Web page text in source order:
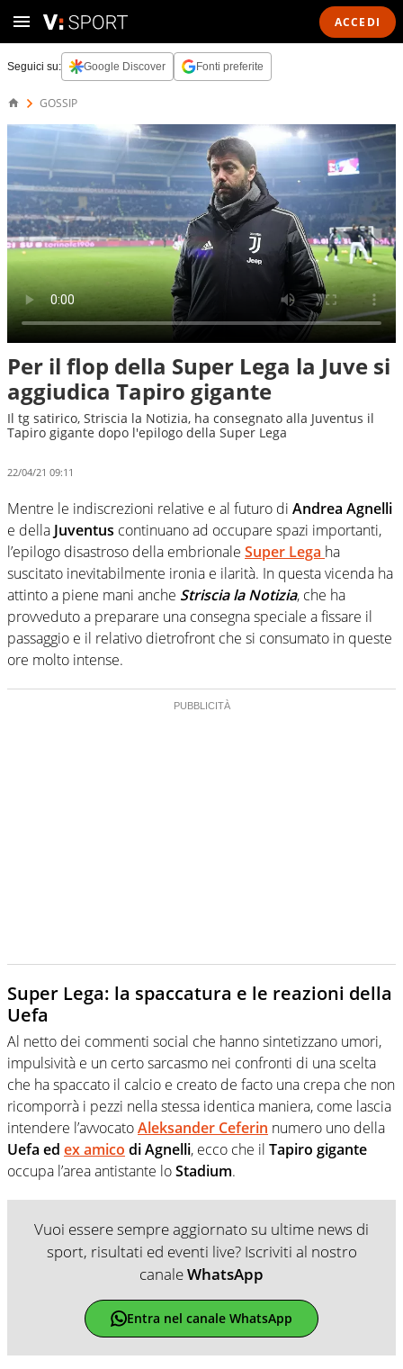
ACCEDI
Seguici su: Google Discover Fonti preferite
GOSSIP
Per il flop della Super Lega la Juve si
aggiudica Tapiro gigante
Il tg satirico, Striscia la Notizia, ha consegnato alla Juventus il
Tapiro gigante dopo l'epilogo della Super Lega
22/04/21 09:11
Mentre le indiscrezioni relative e al futuro di Andrea Agnelli
e della Juventus continuano ad occupare spazi importanti,
l’epilogo disastroso della embrionale Super Lega ha
suscitato inevitabilmente ironia e ilarità. In questa vicenda ha
attinto a piene mani anche Striscia la Notizia, che ha
provveduto a preparare una consegna speciale a fissare il
passaggio e il relativo dietrofront che si consumato in queste
ore molto intense.
Super Lega: la spaccatura e le reazioni della
Uefa
Al netto dei commenti social che hanno sintetizzano umori,
impulsività e un certo sarcasmo nei confronti di una scelta
che ha spaccato il calcio e creato de facto una crepa che non
ricomporrà i pezzi nella stessa identica maniera, come lascia
intendere l’avvocatoAleksander Ceferin numero uno della
Uefa ed ex amico di Agnelli, ecco che il Tapiro gigante
occupa l’area antistante loStadium.
Vuoi essere sempre aggiornato su ultime news di
sport, risultati ed eventi live? Iscriviti al nostro
canaleWhatsApp
Entra nel canale WhatsApp